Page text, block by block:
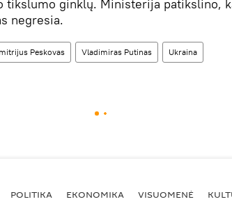
tikslumo ginklų. Ministerija patikslino,
negresia.
Peskovas Vladimiras Putinas Ukraina
POLITIKA EKONOMIKA VISUOMENĖ